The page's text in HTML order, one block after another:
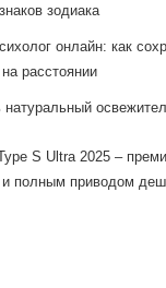
зодиака
онлайн: как
расстоянии
натуральный
S Ultra 2025 –
полным приводом